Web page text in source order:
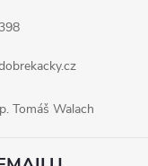
Tomáš Walach